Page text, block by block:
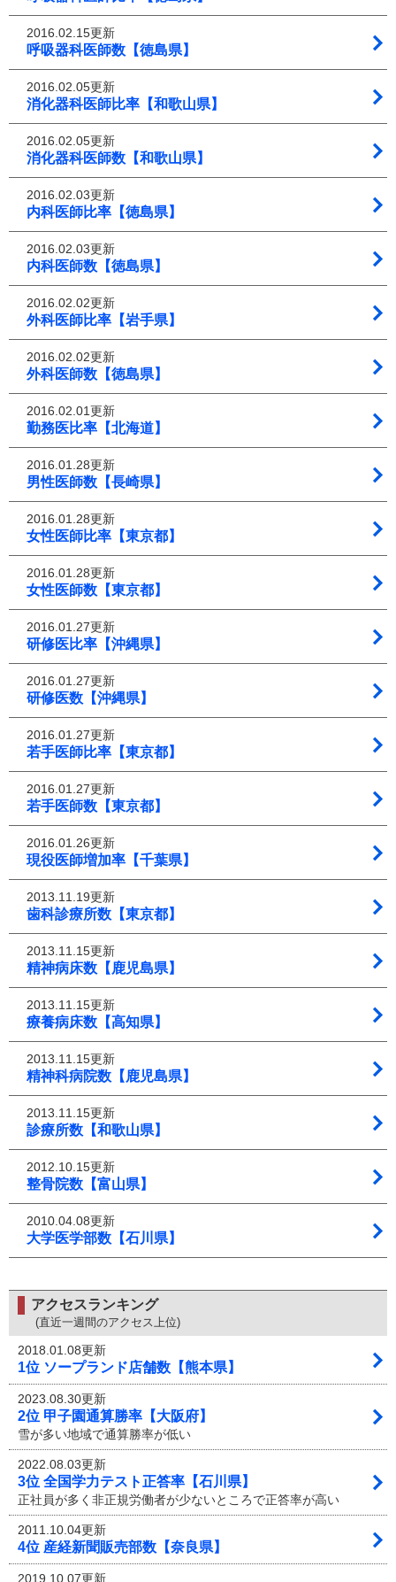
2016.02.15更新
呼吸器科医師数【徳島県】
2016.02.05更新
消化器科医師比率【和歌山県】
2016.02.05更新
消化器科医師数【和歌山県】
2016.02.03更新
内科医師比率【徳島県】
2016.02.03更新
内科医師数【徳島県】
2016.02.02更新
外科医師比率【岩手県】
2016.02.02更新
外科医師数【徳島県】
2016.02.01更新
勤務医比率【北海道】
2016.01.28更新
男性医師数【長崎県】
2016.01.28更新
女性医師比率【東京都】
2016.01.28更新
女性医師数【東京都】
2016.01.27更新
研修医比率【沖縄県】
2016.01.27更新
研修医数【沖縄県】
2016.01.27更新
若手医師比率【東京都】
2016.01.27更新
若手医師数【東京都】
2016.01.26更新
現役医師増加率【千葉県】
2013.11.19更新
歯科診療所数【東京都】
2013.11.15更新
精神病床数【鹿児島県】
2013.11.15更新
療養病床数【高知県】
2013.11.15更新
精神科病院数【鹿児島県】
2013.11.15更新
診療所数【和歌山県】
2012.10.15更新
整骨院数【富山県】
2010.04.08更新
大学医学部数【石川県】
アクセスランキング
(直近一週間のアクセス上位)
2018.01.08更新
1位 ソープランド店舗数【熊本県】
2023.08.30更新
2位 甲子園通算勝率【大阪府】
雪が多い地域で通算勝率が低い
2022.08.03更新
3位 全国学力テスト正答率【石川県】
正社員が多く非正規労働者が少ないところで正答率が高い
2011.10.04更新
4位 産経新聞販売部数【奈良県】
2019.10.07更新